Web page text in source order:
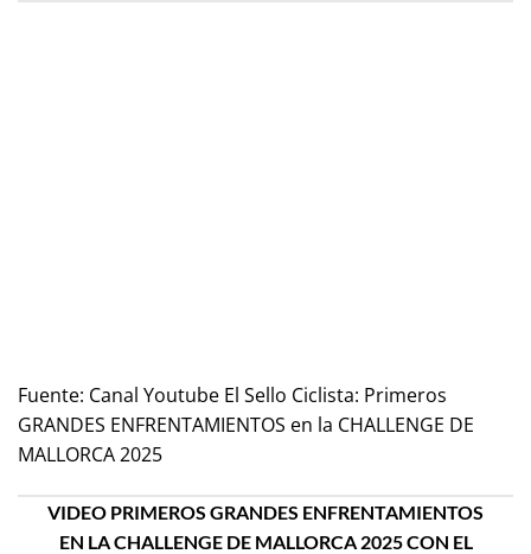
Fuente: Canal Youtube El Sello Ciclista: Primeros
GRANDES ENFRENTAMIENTOS en la CHALLENGE DE
MALLORCA 2025
VIDEO PRIMEROS GRANDES ENFRENTAMIENTOS
EN LA CHALLENGE DE MALLORCA 2025 CON EL